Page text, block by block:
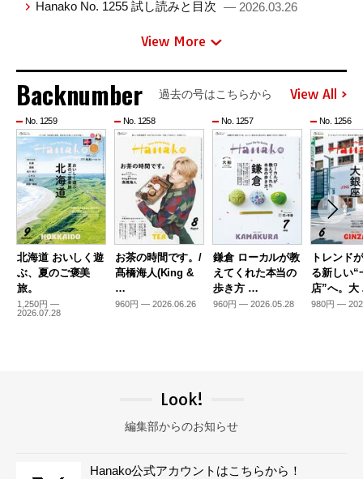
Hanako No. 1255 試し読みと目次 — 2026.03.26
View More
Backnumber 過去の号はこちらから View All
No. 1259
北海道 おいしく遊
ぶ、夏のご褒美
旅。
1,250円 —
2026.07.28
No. 1258
お茶の時間です。/
髙橋海人(King &
…
960円 — 2026.06.26
No. 1257
鎌倉 ローカルが教
えてくれた本当の
歩き方 …
960円 — 2026.05.28
No. 1256
トレンド
る新しい“
店”へ。
980円 —
Look!
編集部からのお知らせ
Hanako公式アカウントはこちらから！